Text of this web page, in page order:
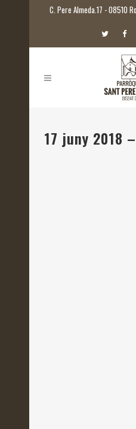
C. Pere Almeda.17 - 08510
17 juny 2018